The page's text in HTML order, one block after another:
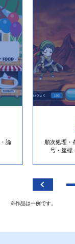
論
順次処理・
号・座標
※作品は一例です。